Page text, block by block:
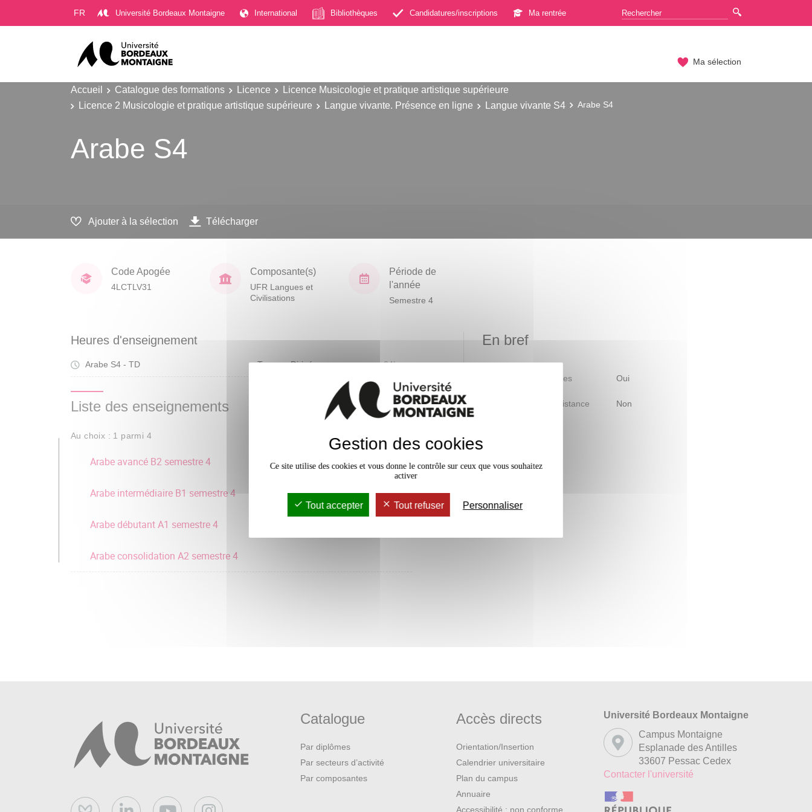
FR Université Bordeaux Montaigne International Bibliothèques Candidatures/inscriptions Ma rentrée
Ma sélection
Accueil Catalogue des formations Licence
Licence Musicologie et pratique artistique supérieure
Licence 2 Musicologie et pratique artistique supérieure
Langue vivante. Présence en ligne Langue vivante S4 Arabe S4
Arabe S4
Ajouter à la sélection Télécharger
Code Apogée
4LCTLV31
Composante(s)
UFR Langues et
Civilisations
Période de
l'année
Semestre 4
Heures d'enseignement
Arabe S4 - TD Travaux Dirigés 24h
Liste des enseignements
Au choix : 1 parmi 4
Arabe avancé B2 semestre 4
Arabe intermédiaire B1 semestre 4
Arabe débutant A1 semestre 4
Arabe consolidation A2 semestre 4
En bref
Mobilité d'études Oui
Accessible à distance Non
Catalogue
Par diplômes
Par secteurs d’activité
Par composantes
Accès directs
Orientation/Insertion
Calendrier universitaire
Plan du campus
Annuaire
Accessibilité : non conforme
Université Bordeaux Montaigne
Campus Montaigne
Esplanade des Antilles
33607 Pessac Cedex
Contacter l'université
Gestion des cookies
Ce site utilise des cookies et vous donne le contrôle sur ceux que vous souhaitez
activer
Tout accepter Tout refuser Personnaliser